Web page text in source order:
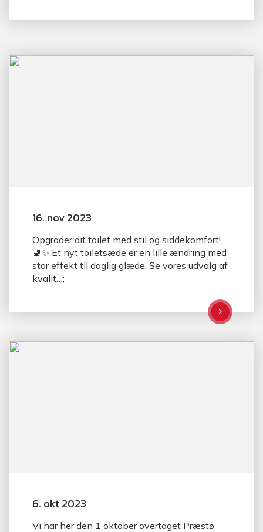
16. nov 2023
Opgrader dit toilet med stil og siddekomfort!
🚽✨ Et nyt toiletsæde er en lille ændring med
stor effekt til daglig glæde. Se vores udvalg af
kvalit…;
6. okt 2023
Vi har her den 1 oktober overtaget Præstø